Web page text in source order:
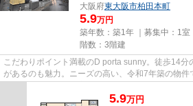
大阪府東大阪市柏田本町
5.9万円
築年数：築1年 ｜募集中： 1室
階数：3階建
こだわりポイント満載のD porta sunny。徒歩14分
があるのも魅力。ニーズの高い、令和7年築の物件
的。夏場の電気代も安く抑えら...
5.9万円